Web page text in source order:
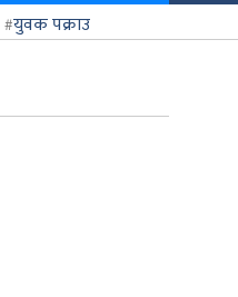
युवक पक्राउ